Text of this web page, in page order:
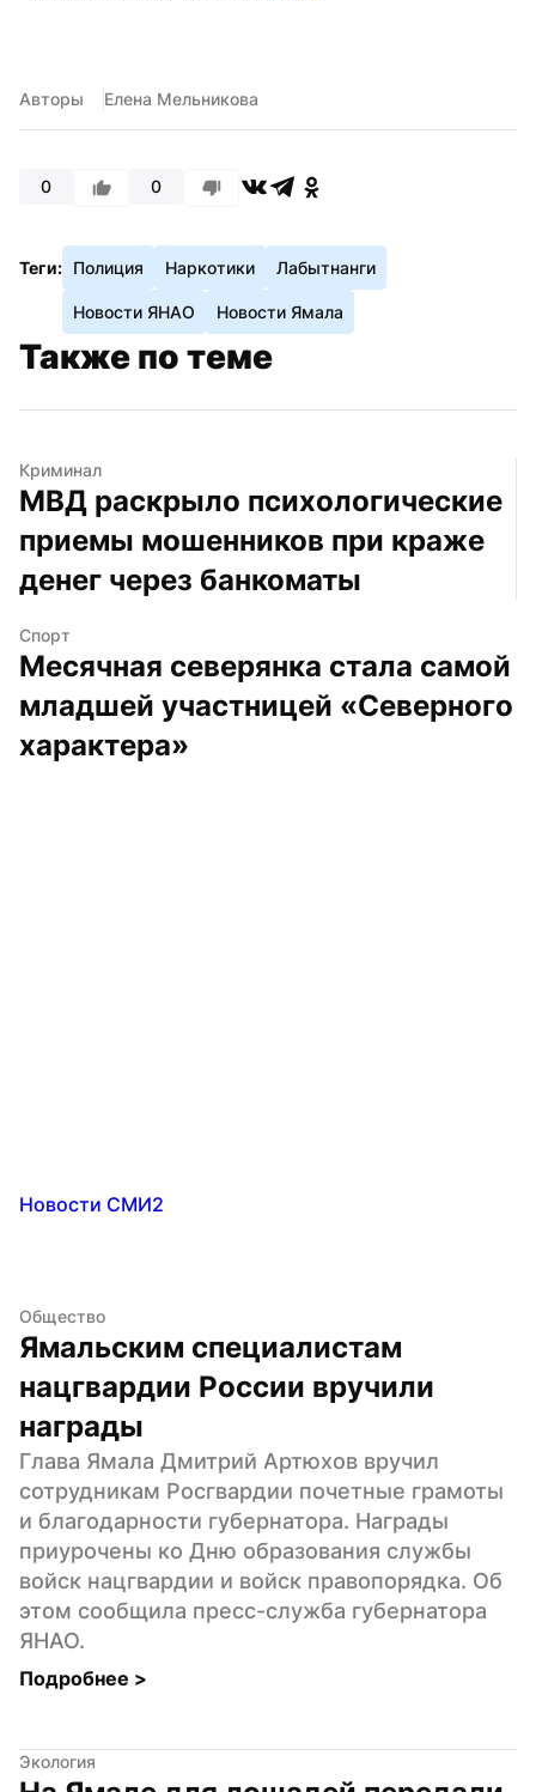
Авторы Елена Мельникова
0 0
Теги: Полиция Наркотики Лабытнанги
Новости ЯНАО Новости Ямала
Также по теме
Криминал
МВД раскрыло психологические
приемы мошенников при краже
денег через банкоматы
Спорт
Месячная северянка стала самой
младшей участницей «Северного
характера»
Новости СМИ2
Общество
Ямальским специалистам
нацгвардии России вручили
награды
Глава Ямала Дмитрий Артюхов вручил
сотрудникам Росгвардии почетные грамоты
и благодарности губернатора. Награды
приурочены ко Дню образования службы
войск нацгвардии и войск правопорядка. Об
этом сообщила пресс-служба губернатора
ЯНАО.
Подробнее >
Экология